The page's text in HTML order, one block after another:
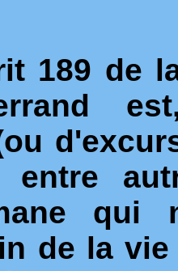
189 de
entre
qui
de la